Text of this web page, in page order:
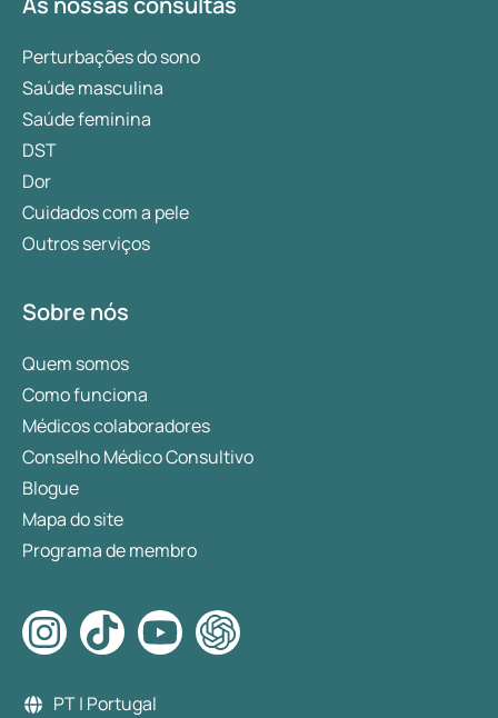
Perturbações do sono
Saúde masculina
Saúde feminina
DST
Dor
Cuidados com a pele
Outros serviços
Sobre nós
Quem somos
Como funciona
Médicos colaboradores
Conselho Médico Consultivo
Blogue
Mapa do site
Programa de membro
PT | Portugal